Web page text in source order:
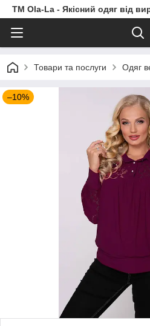
TM Ola-La - Якісний одяг від
Товари та послуги Одяг
–10%